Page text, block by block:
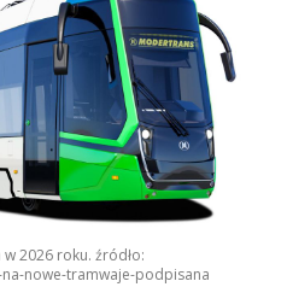
2026 roku. źródło:
nowe-tramwaje-podpisana